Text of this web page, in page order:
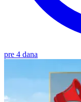
pre 4 dana